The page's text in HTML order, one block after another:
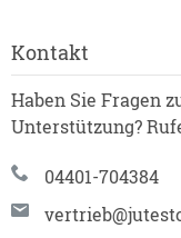
Kontakt
Haben Sie Fragen
Unterstützung?
04401-704384